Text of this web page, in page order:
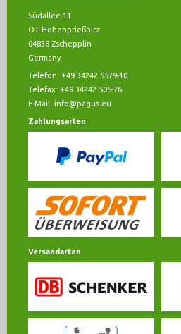
Südallee 11
OT Hohenprießnitz
04838 Zschepplin
Germany
Telefon: +49 34242 5579-10
Telefax: +49 34242 505-76
E-Mail: info@pagus.eu
Zahlungsarten
Versandarten